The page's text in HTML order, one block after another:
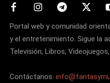
Portal web y comunidad
y el entretenimiento. Sigue la
Televisión, Libros,
Contáctanos: